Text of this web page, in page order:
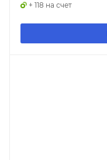
+ 118 на счет